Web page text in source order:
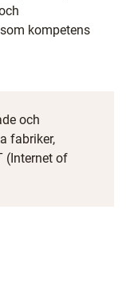
kompetens
och
fabriker,
(Internet of